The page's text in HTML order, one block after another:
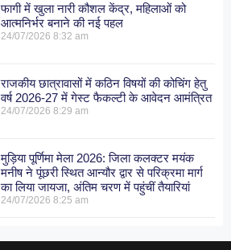
फागी में खुला नारी कौशल केंद्र, महिलाओं को
आत्मनिर्भर बनाने की नई पहल
24/07/20268:32 am
राजकीय छात्रावासों में कठिन विषयों की कोचिंग हेतु
वर्ष 2026-27 में गेस्ट फैकल्टी के आवेदन आमंत्रित
24/07/20268:29 am
मुड़िया पूर्णिमा मेला 2026: जिला कलक्टर मयंक
मनीष ने पूंछरी स्थित आन्यौर द्वार से परिक्रमा मार्ग
का लिया जायजा, अंतिम चरण में पहुंचीं तैयारियां
24/07/20268:25 am